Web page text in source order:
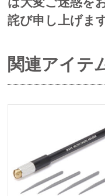
詫び申し上げます
関連アイテ